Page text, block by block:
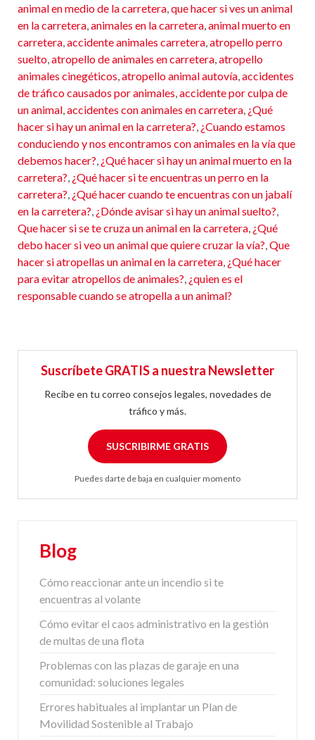
animal en medio de la carretera que hacer si ves un animal
en la carretera animales en la carretera animal muerto en
carretera accidente animales carretera atropello perro
suelto atropello de animales en carretera atropello
animales cinegéticos atropello animal autovía accidentes
de tráfico causados por animales accidente por culpa de
un animal accidentes con animales en carretera ¿Qué
hacer si hay un animal en la carretera? ¿Cuando estamos
conduciendo y nos encontramos con animales en la vía que
debemos hacer? ¿Qué hacer si hay un animal muerto en la
carretera? ¿Qué hacer si te encuentras un perro en la
carretera? ¿Qué hacer cuando te encuentras con un jabalí
en la carretera? ¿Dónde avisar si hay un animal suelto?
Que hacer si se te cruza un animal en la carretera ¿Qué
debo hacer si veo un animal que quiere cruzar la vía? Que
hacer si atropellas un animal en la carretera ¿Qué hacer
para evitar atropellos de animales? ¿quien es el
responsable cuando se atropella a un animal?
Suscríbete GRATIS a nuestra Newsletter
Recibe en tu correo consejos legales, novedades de
tráfico y más.
SUSCRIBIRME GRATIS
Puedes darte de baja en cualquier momento
Blog
Cómo reaccionar ante un incendio si te
encuentras al volante
Cómo evitar el caos administrativo en la gestión
de multas de una flota
Problemas con las plazas de garaje en una
comunidad: soluciones legales
Errores habituales al implantar un Plan de
Movilidad Sostenible al Trabajo